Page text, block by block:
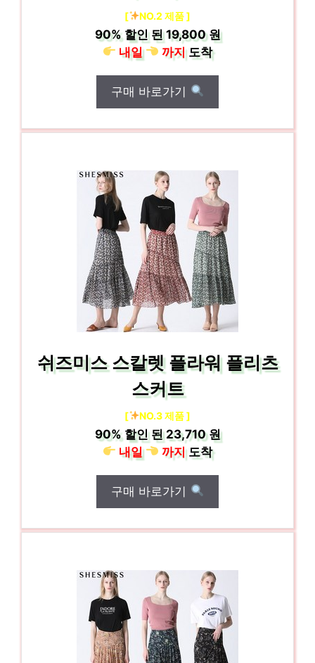
[ NO.2 제품 ]
90%할인 된19,800 원
내일
까지도착
구매 바로가기
쉬즈미스 스칼렛 플라워 플리츠
스커트
[ NO.3 제품 ]
90%할인 된23,710 원
내일
까지도착
구매 바로가기